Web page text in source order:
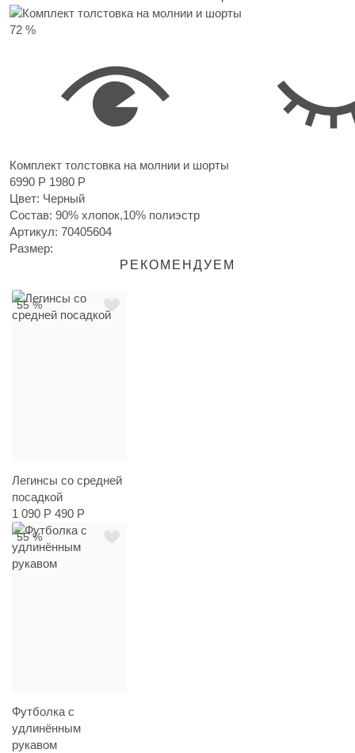
72 %
Комплект толстовка на молнии и шорты
6990 Р 1980 Р
Цвет: Черный
Состав: 90% хлопок,10% полиэстр
Артикул: 70405604
Размер:
РЕКОМЕНДУЕМ
55 %
Легинсы со средней
посадкой
1 090 Р 490 Р
55 %
Футболка с
удлинённым
рукавом